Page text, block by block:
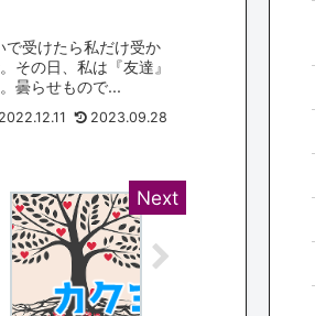
受けたら私だけ受か
の日、私は『友達』
曇らせもので...
2022.12.11 2023.09.28